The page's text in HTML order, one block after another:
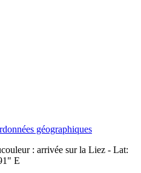
géographiques
: arrivée sur la Liez - Lat:
E